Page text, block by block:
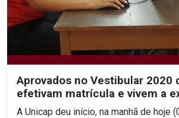
Aprovados no Vestibular 2020
efetivam matrícula e vivem a
pelo início das aula
A Unicap deu início, na manhã de hoje